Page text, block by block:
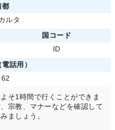
都
ルタ
国コード
ID
話用）
62
そ1時間で行くことができま
宗教、マナーなどを確認して
ましょう。